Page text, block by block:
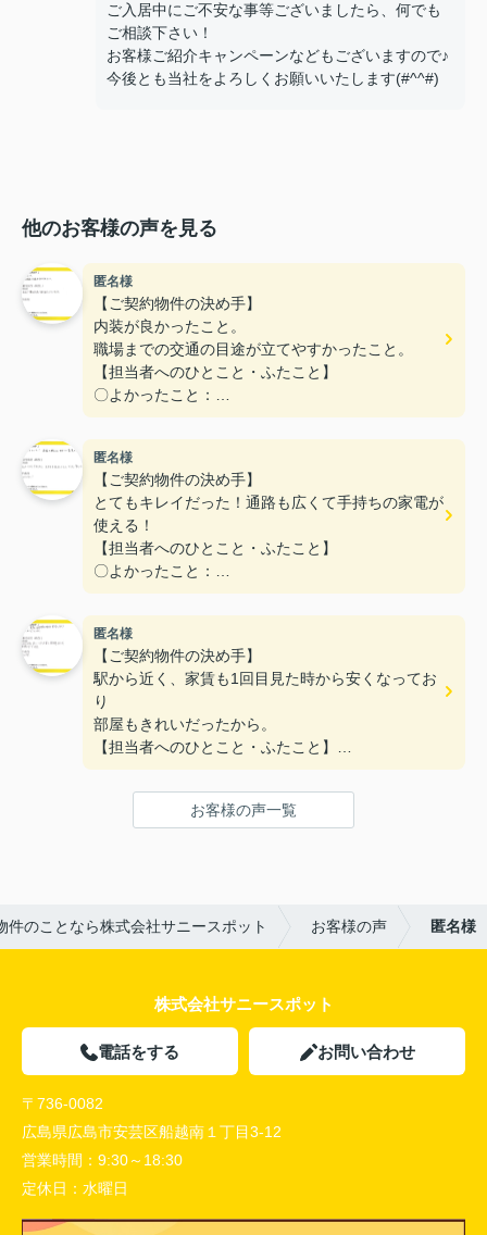
ご入居中にご不安な事等ございましたら、何でも
ご相談下さい！
お客様ご紹介キャンペーンなどもございますので♪
今後とも当社をよろしくお願いいたします(#^^#)
他のお客様の声を見る
匿名様
【ご契約物件の決め手】
内装が良かったこと。
職場までの交通の目途が立てやすかったこと。
【担当者へのひとこと・ふたこと】
〇よかったこと：
こまかい所まで丁寧な対応をありがとうございまし
た。
〇悪かったこと：
匿名様
【ご契約物件の決め手】
とてもキレイだった！通路も広くて手持ちの家電が
使える！
【担当者へのひとこと・ふたこと】
〇よかったこと：
対応がとてもやわらかく、不なれな私たちにとって
とても安心できた。
〇悪かったこと：
とくになし！
匿名様
【ご契約物件の決め手】
駅から近く、家賃も1回目見た時から安くなってお
り
部屋もきれいだったから。
【担当者へのひとこと・ふたこと】
〇よかったこと：
何も分からない私達に一から丁寧に説明をしていた
だき、ありがとうございます。
お客様の声一覧
のことなら株式会社サニースポット お客様の声 匿名様
株式会社サニースポット
電話をする お問い合わせ
〒736-0082
広島県広島市安芸区船越南１丁目3-12
営業時間： 9:30～18:30
定休日： 水曜日